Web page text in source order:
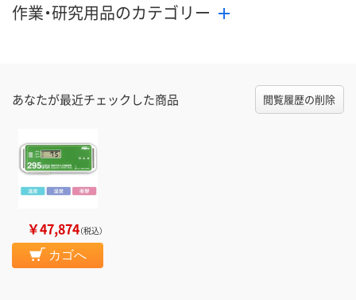
作業・研究用品のカテゴリー
あなたが最近チェックした商品 閲覧履歴の削除
￥47,874（税込）
カゴへ